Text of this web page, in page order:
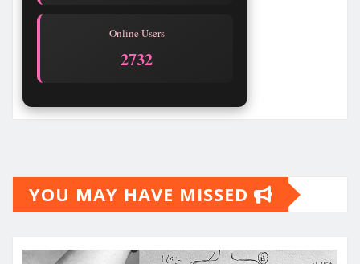
Online Users
2732
YOU MAY HAVE MISSED